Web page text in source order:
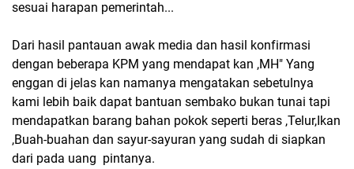
sesuai harapan pemerintah...
Dari hasil pantauan awak media dan hasil konfirmasi
dengan beberapa KPM yang mendapat kan ,MH" Yang
enggan di jelas kan namanya mengatakan sebetulnya
kami lebih baik dapat bantuan sembako bukan tunai tapi
mendapatkan barang bahan pokok seperti beras ,Telur,Ikan
,Buah-buahan dan sayur-sayuran yang sudah di siapkan
dari pada uang pintanya.